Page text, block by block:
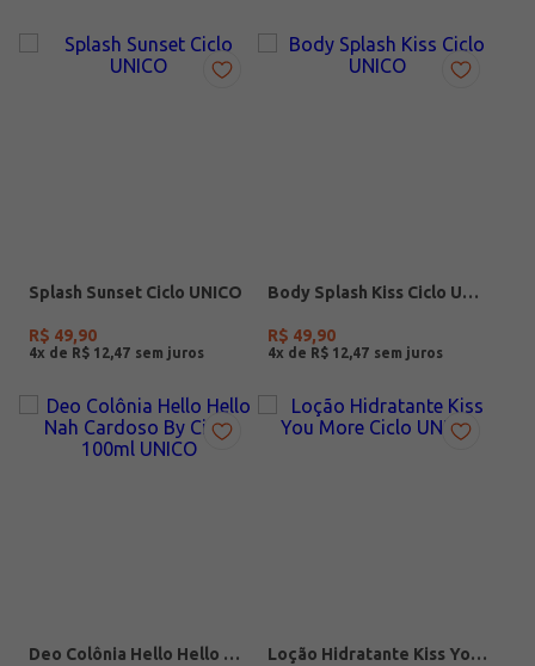
Splash Sunset Ciclo UNICO
R$ 49,90
4x de R$ 12 47
Body Splash Kiss Ciclo UNICO
R$ 49,90
4x de R$ 12 47
Deo Colônia Hello Hello Nah Cardoso By Ciclo 100ml UNICO Loção Hidratante Kiss You More Ciclo UNICO